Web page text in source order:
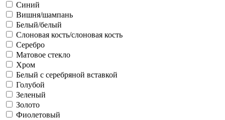
Синий
Вишня/шампань
Белый/белый
Слоновая кость/слоновая кость
Серебро
Матовое стекло
Хром
Белый с серебряной вставкой
Голубой
Зеленый
Золото
Фиолетовый